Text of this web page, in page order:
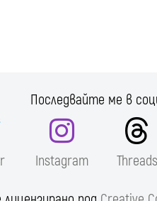
Последвайте ме в
Instagram Threads